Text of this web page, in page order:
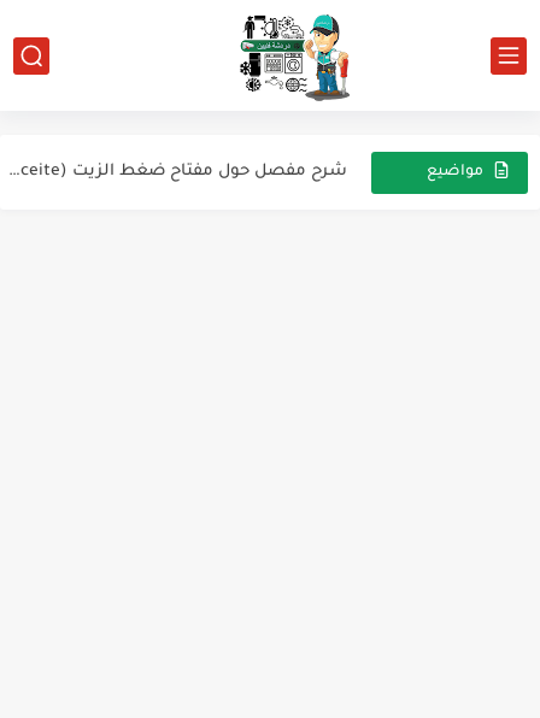
مواضيع
تكييف الهواء في السيارة
شرح مفصل حول مفتاح ضغط الزيت (Presostato de Aceite)